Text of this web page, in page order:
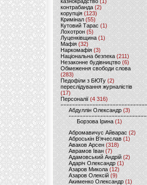
контрабанда (2)
корупція (123)
Кримінал (55)
Кутовий Тарас (1)
Лохотрон(5)
Луценківщина (1)
Мафія (32)
Наркомафія (3)
Національна безпека (211)
Незаконне будівництво(6)
Обмеження свободи слова
(283)
Педофіли з БЮТу (2)
переслідування журналістів
(17)
Персоналії (4 316)
Абдуллін Олександр (3)
Борзова Ірина(1)
Абромавичус Айварас (2)
Аброськін В’ячеслав(1)
Аваков Арсен (318)
Аврамов Іван (7)
Адамовський Андрій(2)
Адаріч Олександр (1)
Азаров Микола (12)
Азаров Олексій (9)
Акименко Олександр(1)